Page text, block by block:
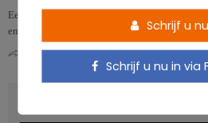
Een regelmatige – en zelfs overvloedige –
en bepaalde kruiden zoals oregano zou het
0
Schrijf u
Schrijf u nu in via